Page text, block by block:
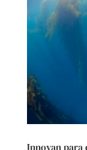
Innovan para